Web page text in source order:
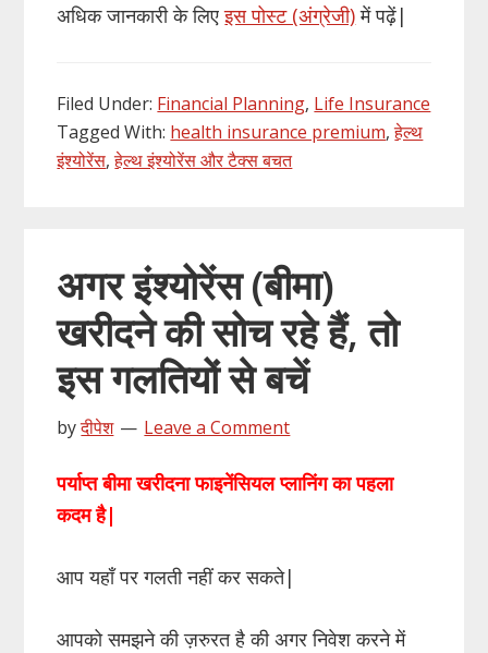
अधिक जानकारी के लिएइस पोस्ट (अंग्रेजी)में पढ़ें|
Filed Under: Financial Planning, Life Insurance
Tagged With: health insurance premium,हेल्थ
इंश्योरेंस,हेल्थ इंश्योरेंस और टैक्स बचत
अगर इंश्योरेंस (बीमा)
खरीदने की सोच रहे हैं, तो
इस गलतियों से बचें
byदीपेश Leave a Comment
पर्याप्त बीमा खरीदना फाइनेंसियल प्लानिंग का पहला
कदम है|
आप यहाँ पर गलती नहीं कर सकते|
आपको समझने की ज़रुरत है की अगर निवेश करने में